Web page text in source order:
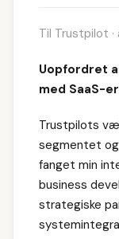
Til Trustpilot
Uopfordret
med SaaS-
Trustpilots
segmentet
fanget min
business
strategiske